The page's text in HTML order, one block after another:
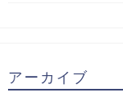
アーカイブ